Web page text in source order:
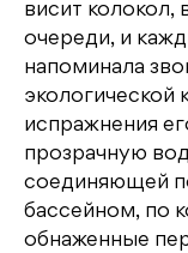
висит колокол,
очереди, и
напоминала
экологической
испражнения
прозрачную
соединяющей
бассейном, по
обнаженные